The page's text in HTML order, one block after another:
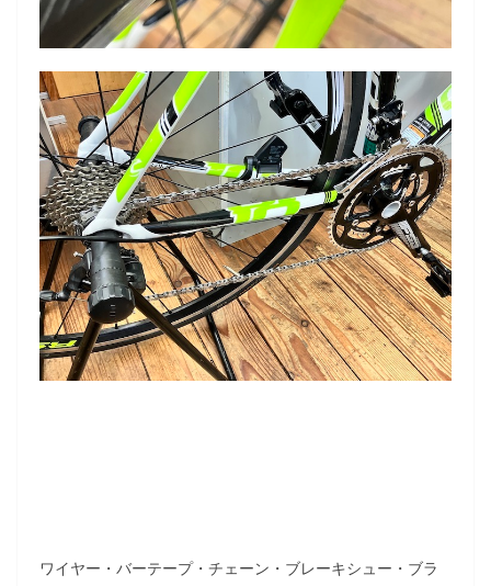
ワイヤー・バーテープ・チェーン・ブレーキシュー・ブラ